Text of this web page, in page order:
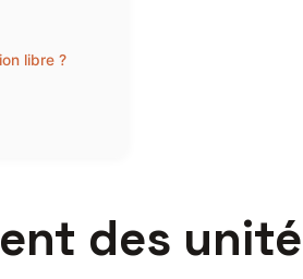
libre ?
des